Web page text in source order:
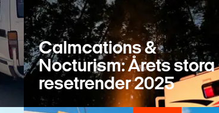
Calmcations &
Nocturism: Årets stora
resetrender 2025